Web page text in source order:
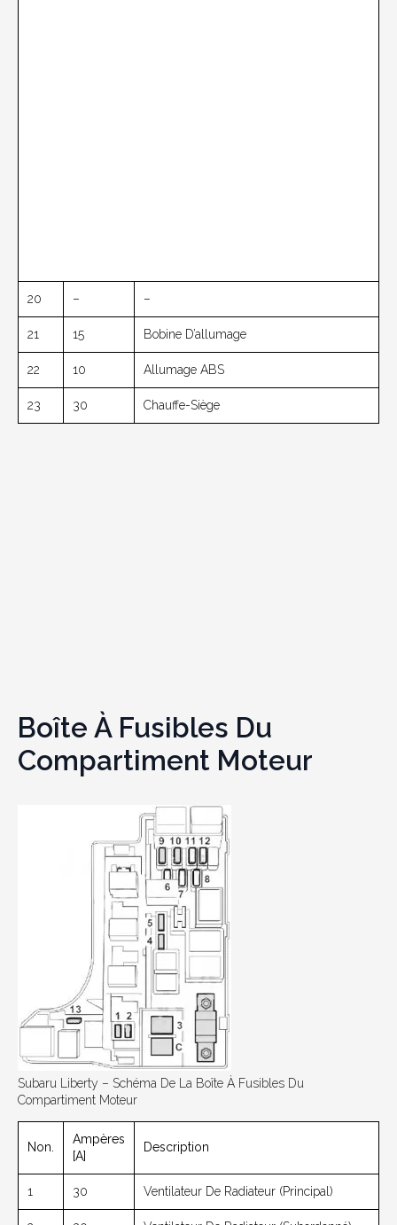
20 – –
21 15 Bobine D’allumage
22 10 Allumage ABS
23 30 Chauffe-Siège
Boîte À Fusibles Du
Compartiment Moteur
Subaru Liberty – Schéma De La Boîte À Fusibles Du
Compartiment Moteur
Non.
Ampères
[A]
Description
1 30 Ventilateur De Radiateur (principal)